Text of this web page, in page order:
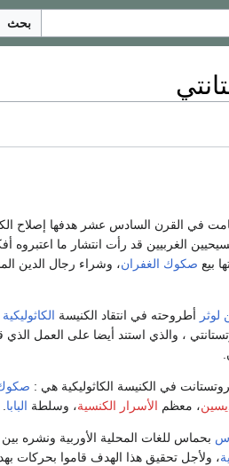
بحث
في القرن السادس عشر هدفها إصلاح
الغربيين قد رأت انتشار ما اعتبروه
بيع صكوك الغفران، وشراء رجال الدين
لوثر أطروحته في انتقاد الكنيسة الكاثوليكية
، والذي استند أيضا على العمل
في الكنيسة الكاثوليكية هي : صكوك
، معظم الأسرار الكنسية، وسلطة البابا
بحماس للغات المحلية الأوربية ونشره
، ولأجل تحقيق هذا الهدف قاموا بحركات